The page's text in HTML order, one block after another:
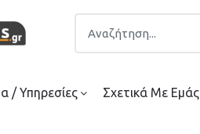
for:
/ Υπηρεσίες Σχετικά Με Εμάς